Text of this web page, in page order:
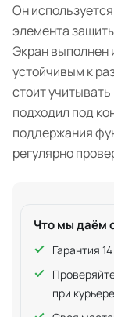
Он
элемента
Экран выполнен
устойчивым к
стоит
подходил под
поддержания
регулярно
Что мы даём
Гарантия
при